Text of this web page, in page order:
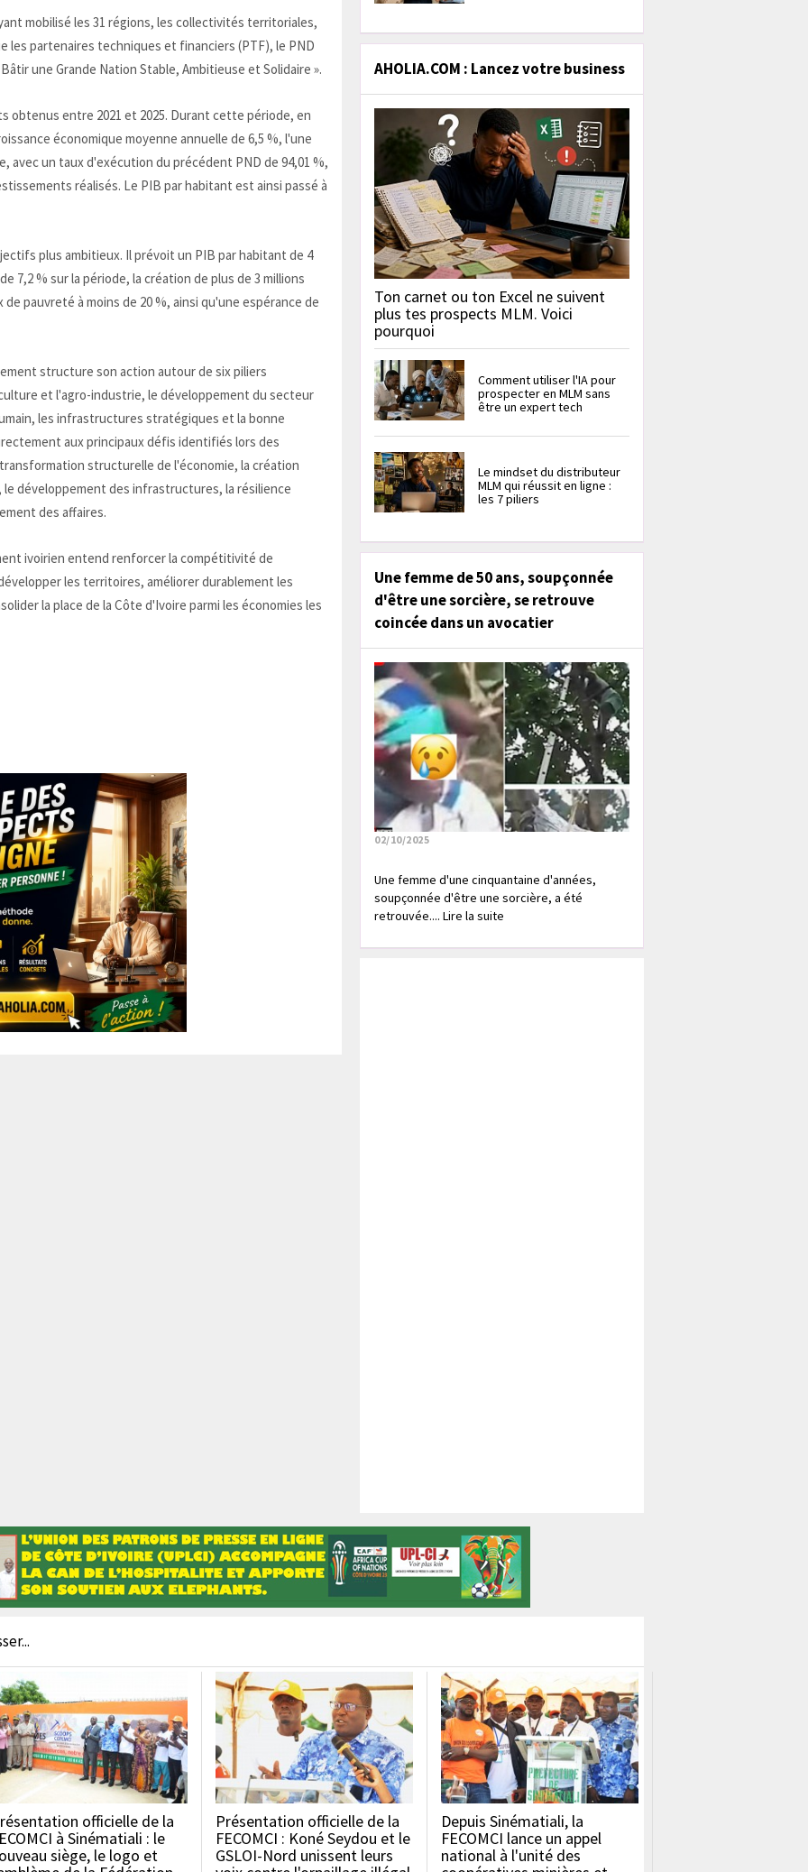
mobilisé les 31 régions, les collectivités territoriales,
les partenaires techniques et financiers (PTF), le PND
une Grande Nation Stable, Ambitieuse et Solidaire ».
obtenus entre 2021 et 2025. Durant cette période, en
économique moyenne annuelle de 6,5 %, l'une
avec un taux d'exécution du précédent PND de 94,01 %,
réalisés. Le PIB par habitant est ainsi passé à
plus ambitieux. Il prévoit un PIB par habitant de 4
7,2 % sur la période, la création de plus de 3 millions
pauvreté à moins de 20 %, ainsi qu'une espérance de
structure son action autour de six piliers
et l'agro-industrie, le développement du secteur
les infrastructures stratégiques et la bonne
aux principaux défis identifiés lors des
structurelle de l'économie, la création
développement des infrastructures, la résilience
des affaires.
ivoirien entend renforcer la compétitivité de
les territoires, améliorer durablement les
la place de la Côte d'Ivoire parmi les économies les
AHOLIA.COM : Lancez votre business
Ton carnet ou ton Excel ne suivent
plus tes prospects MLM. Voici
pourquoi
Comment utiliser l'IA pour
prospecter en MLM sans
être un expert tech
Le mindset du distributeur
MLM qui réussit en ligne :
les 7 piliers
Une femme de 50 ans, soupçonnée
d'être une sorcière, se retrouve
coincée dans un avocatier
02/10/2025
Une femme d'une cinquantaine d'années,
soupçonnée d'être une sorcière, a été
retrouvée.... Lire la suite
officielle de la
à Sinématiali : le
siège, le logo et
Présentation officielle de la
FECOMCI : Koné Seydou et le
GSLOI-Nord unissent leurs
Depuis Sinématiali, la
FECOMCI lance un appel
national à l'unité des